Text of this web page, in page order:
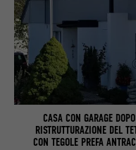
CASA CON GARAGE
RISTRUTTURAZIONE DEL
CON TEGOLE PREFA
web
NOME bcookie
PROVIDER LinkedIn
DECORSO 2 anni